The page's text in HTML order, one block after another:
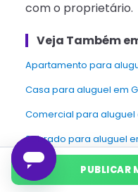
com o proprietário.
Veja Também
apartamento para
Casa para aluguel em
Comercial para aluguel
sobrado para aluguel
Casa de condomínio
Terreno para aluguel
PUBLICAR